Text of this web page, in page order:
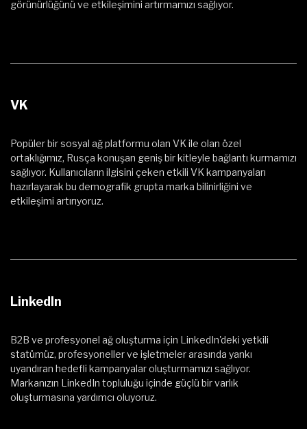
görünürlüğünü ve etkileşimini artırmamızı sağlıyor.
VK
Popüler bir sosyal ağ platformu olan VK ile olan özel
ortaklığımız, Rusça konuşan geniş bir kitleyle bağlantı kurmamızı
sağlıyor. Kullanıcıların ilgisini çeken etkili VK kampanyaları
hazırlayarak bu demografik grupta marka bilinirliğini ve
etkileşimi artırıyoruz.
LinkedIn
B2B ve profesyonel ağ oluşturma için LinkedIn'deki yetkili
statümüz, profesyoneller ve işletmeler arasında yankı
uyandıran hedefli kampanyalar oluşturmamızı sağlıyor.
Markanızın LinkedIn topluluğu içinde güçlü bir varlık
oluşturmasına yardımcı oluyoruz.